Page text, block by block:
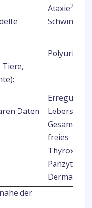
Ataxie2
Schwindel
Tiere,
Polyurie
Daten
Erregung
freies
Thyroxin
Dermatitis
der